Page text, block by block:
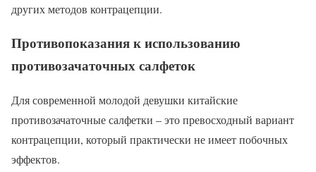
других методов контрацепции.
Противопоказания к использованию
противозачаточных салфеток
Для современной молодой девушки китайские
противозачаточные салфетки – это превосходный вариант
контрацепции, который практически не имеет побочных
эффектов.